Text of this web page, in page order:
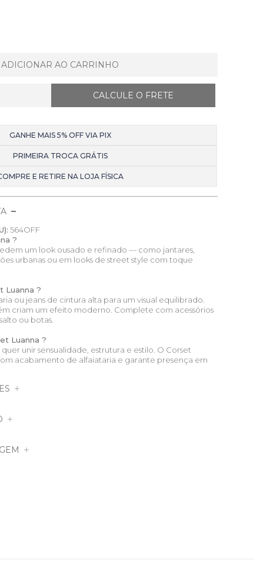
ADICIONAR AO CARRINHO
GANHE MAIS 5% OFF VIA PIX
PRIMEIRA TROCA GRÁTIS
E RETIRE NA LOJA FÍSICA
564OFF
?
um look ousado e refinado — como jantares,
urbanas ou em looks de street style com toque
Luanna ?
ou jeans de cintura alta para um visual equilibrado.
criam um efeito moderno. Complete com acessórios
ou botas.
Luanna ?
unir sensualidade, estrutura e estilo. O Corset
acabamento de alfaiataria e garante presença em